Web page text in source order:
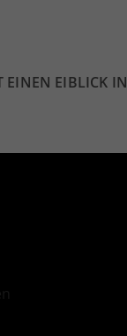
EINEN EIBLICK IN